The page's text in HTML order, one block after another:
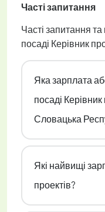
Часті запитання
Часті запитання та
посаді Керівник
Яка зарплата
посаді Керівник
Словацька
Які найвищі
проектів?